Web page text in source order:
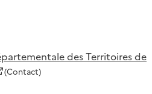
des Territoires de
(Contact)